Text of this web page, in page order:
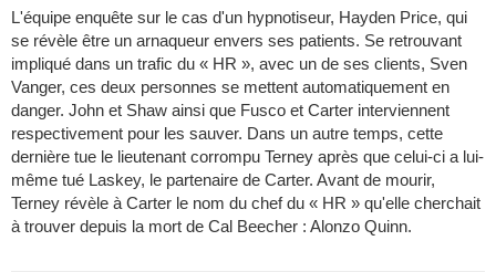
L'équipe enquête sur le cas d'un hypnotiseur, Hayden Price, qui
se révèle être un arnaqueur envers ses patients. Se retrouvant
impliqué dans un trafic du « HR », avec un de ses clients, Sven
Vanger, ces deux personnes se mettent automatiquement en
danger. John et Shaw ainsi que Fusco et Carter interviennent
respectivement pour les sauver. Dans un autre temps, cette
dernière tue le lieutenant corrompu Terney après que celui-ci a lui-
même tué Laskey, le partenaire de Carter. Avant de mourir,
Terney révèle à Carter le nom du chef du « HR » qu'elle cherchait
à trouver depuis la mort de Cal Beecher : Alonzo Quinn.